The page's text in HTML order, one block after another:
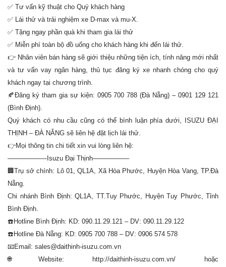
✅ Tư vấn kỹ thuật cho Quý khách hàng
✅ Lái thử và trải nghiệm xe D-max và mu-X.
✅ Tặng ngay phần quà khi tham gia lái thử
✅ Miễn phí toàn bộ đồ uống cho khách hàng khi đến lái thử.
👉 Nhân viên bán hàng sẽ giới thiệu những tiện ích, tính năng mới nhất
và tư vấn vay ngân hàng, thủ tục đăng ký xe nhanh chóng cho quý
khách ngay tại chương trình.
🍂Đăng ký tham gia sự kiện: 0905 700 788 (Đà Nẵng) – 0901 129 121
(Bình Định).
Quý khách có nhu cầu cũng có thể bình luận phía dưới, ISUZU ĐẠI
THỊNH – ĐÀ NẴNG sẽ liên hệ đặt lịch lái thử.
👉Mọi thông tin chi tiết xin vui lòng liên hệ:
——————Isuzu Đại Thịnh—————–
🏢Trụ sở chính: Lô 01, QL1A, Xã Hòa Phước, Huyện Hòa Vang, TP.Đà
Nẵng.
Chi nhánh Bình Định: QL1A, TT.Tuy Phước, Huyện Tuy Phước, Tỉnh
Bình Định.
☎️Hotline Bình Định: KD: 090.11.29.121 – DV: 090.11.29.122
☎️Hotline Đà Nẵng: KD: 0905 700 788 – DV: 0906 574 578
📧Email: sales@daithinh-isuzu.com.vn
🌐Website: http://daithinh-isuzu.com.vn/ hoặc